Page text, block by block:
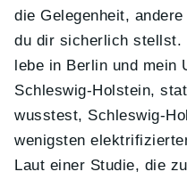
die Gelegenheit,
du dir sicherlich stellst.
lebe in Berlin und mein
Schleswig-Holstein,
wusstest, Schleswig-
wenigsten
Laut einer Studie, die